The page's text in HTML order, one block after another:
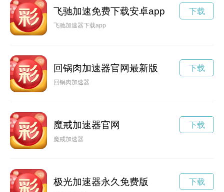
飞驰加速免费下载安卓app
飞驰加速器下载app
下载
回锅肉加速器官网最新版
回锅肉加速器
下载
魔戒加速器官网
魔戒加速器
下载
极光加速器永久免费版 下载